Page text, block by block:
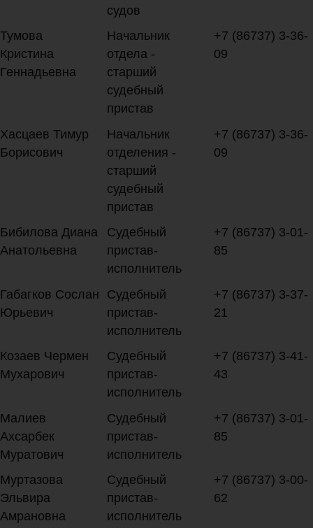
судов
Тумова
Кристина
Геннадьевна
Начальник
отдела -
старший
судебный
пристав
+7 (86737) 3-36-
09
Хасцаев Тимур
Борисович
Начальник
отделения -
старший
судебный
пристав
+7 (86737) 3-36-
09
Бибилова Диана
Анатольевна
Судебный
пристав-
исполнитель
+7 (86737) 3-01-
85
Габагков Сослан
Юрьевич
Судебный
пристав-
исполнитель
+7 (86737) 3-37-
21
Козаев Чермен
Мухарович
Судебный
пристав-
исполнитель
+7 (86737) 3-41-
43
Малиев
Ахсарбек
Муратович
Судебный
пристав-
исполнитель
+7 (86737) 3-01-
85
Муртазова
Эльвира
Амрановна
Судебный
пристав-
исполнитель
+7 (86737) 3-00-
62